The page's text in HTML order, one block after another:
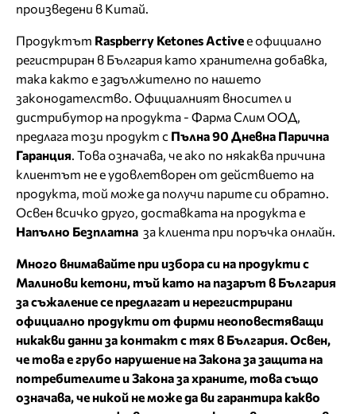
произведени в Китай.
Продуктът Raspberry Ketones Activeе официално
регистриран в България като хранителна добавка,
така както е задължително по нашето
законодателство. Официалният вносител и
дистрибутор на продукта - Фарма Слим ООД,
предлага този продукт с Пълна 90 Дневна Парична
Гаранция. Това означава, че ако по някаква причина
клиентът не е удовлетворен от действието на
продукта, той може да получи парите си обратно.
Освен всичко друго, доставката на продукта е
Напълно Безплатна за клиента при поръчка онлайн.
Много внимавайте при избора си на продукти с
Малинови кетони, тъй като на пазарът в България
за съжаление се предлагат и нерегистрирани
официално продукти от фирми неоповестяващи
никакви данни за контакт с тях в България. Освен,
че това е грубо нарушение на Закона за защита на
потребителите и Закона за храните, това също
означава, че никой не може да ви гарантира какво